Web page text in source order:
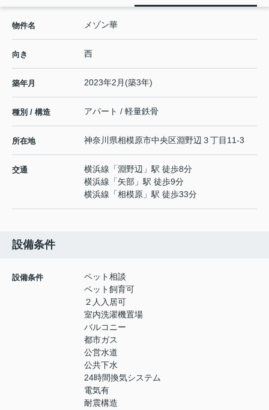
物件名 メゾン華
向き 西
築年月 2023年2月(築3年)
種別 / 構造 アパート / 軽量鉄骨
所在地 神奈川県相模原市中央区淵野辺 ３丁目11-3
交通 横浜線 「淵野辺 」駅 徒歩8分
横浜線 「矢部 」駅 徒歩9分
横浜線 「相模原 」駅 徒歩33分
設備条件
設備条件
ペット相談
ペット飼育可
２人入居可
室内洗濯機置場
バルコニー
都市ガス
公営水道
公共下水
24時間換気システム
電気有
耐震構造